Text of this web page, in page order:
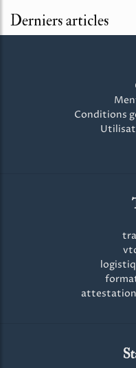
Derniers articles
Conditions